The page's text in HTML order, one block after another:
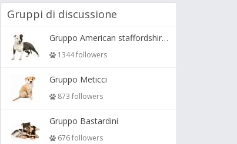
Gruppi di discussione
Gruppo American staffordshire terrier ( amstaff, amastaff )
1344 followers
Gruppo Meticci
873 followers
Gruppo Bastardini
676 followers